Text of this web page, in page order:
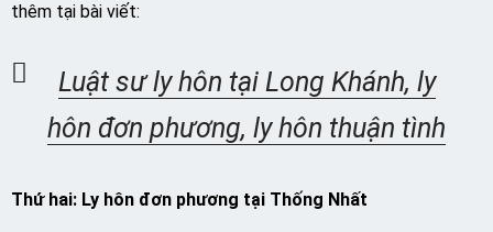
thêm tại bài viết:
Luật sư ly hôn tại Long Khánh, ly
hôn đơn phương, ly hôn thuận tình
Thứ hai: Ly hôn đơn phương tại Thống Nhất